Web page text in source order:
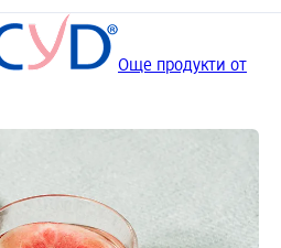
Още продукти от